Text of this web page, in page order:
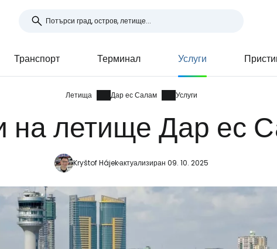
Транспорт Терминал Услуги
Летища Дар ес Салам Услуги
на летище Дар ес
Kryštof Hájekактуализиран 09. 10. 2025